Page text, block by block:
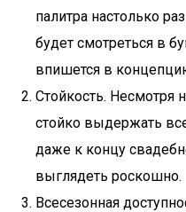
палитра настолько
будет смотреться в
впишется в
Стойкость. Несмотря
стойко выдержать
даже к концу
выглядеть роскошно.
Всесезонная